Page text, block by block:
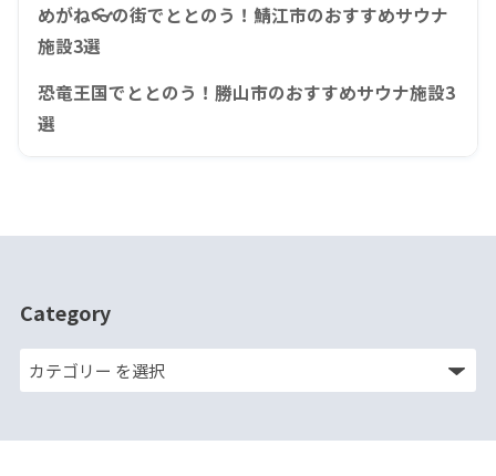
めがね👓の街でととのう！鯖江市のおすすめサウナ
施設3選
恐竜王国でととのう！勝山市のおすすめサウナ施設3
選
Category